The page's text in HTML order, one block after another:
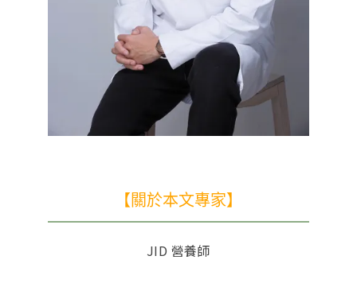
【關於本文專家】
JID 營養師